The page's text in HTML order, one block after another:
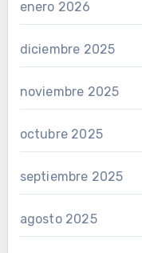
enero 2026
diciembre 2025
noviembre 2025
octubre 2025
septiembre 2025
agosto 2025